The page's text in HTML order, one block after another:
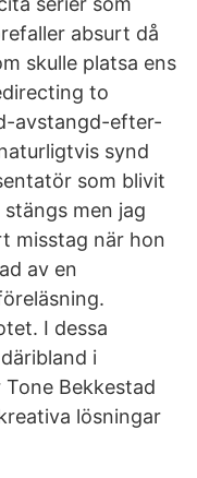
absurt då
skulle platsa ens
to
avstangd-efter-
synd
som blivit
men jag
misstag när hon
av en
I dessa
i
Tone Bekkestad
lösningar